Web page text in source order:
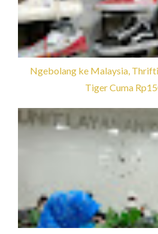
Ngebolang ke Malaysia,
Tiger Cuma